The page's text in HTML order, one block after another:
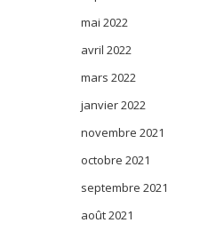
mai 2022
avril 2022
mars 2022
janvier 2022
novembre 2021
octobre 2021
septembre 2021
août 2021